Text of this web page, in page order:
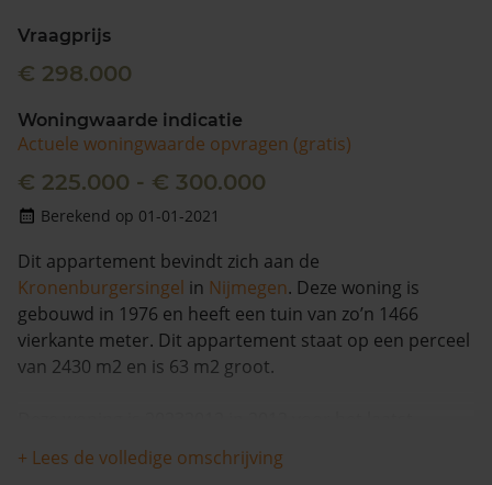
Vraagprijs
€ 298.000
Woningwaarde indicatie
Actuele woningwaarde opvragen (gratis)
€ 225.000 - € 300.000
Berekend op 01-01-2021
Dit appartement bevindt zich aan de
Kronenburgersingel in Nijmegen. Deze woning is
gebouwd in 1976 en heeft een tuin van zo’n 1466
vierkante meter. Dit appartement staat op een perceel
van 2430 m2 en is 63 m2 groot.
verkocht en is in de afgelopen 12 maanden met meer
dan 16% in waarde gestegen. Sinds 1993 is de woning
+ Lees de volledige omschrijving